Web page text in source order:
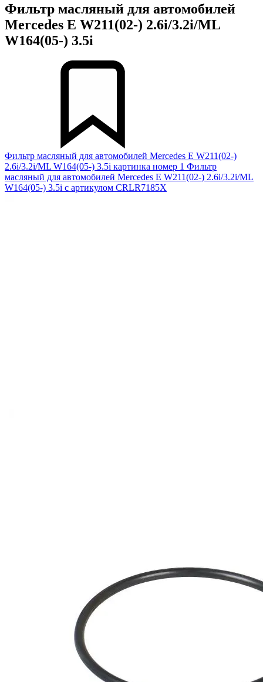
Фильтр масляный для автомобилей
Mercedes E W211(02-) 2.6i/3.2i/ML
W164(05-) 3.5i
Фильтр масляный для автомобилей Mercedes E W211(02-)
2.6i/3.2i/ML W164(05-) 3.5i картинка номер 1 Фильтр
масляный для автомобилей Mercedes E W211(02-) 2.6i/3.2i/ML
W164(05-) 3.5i с артикулом CRLR7185X